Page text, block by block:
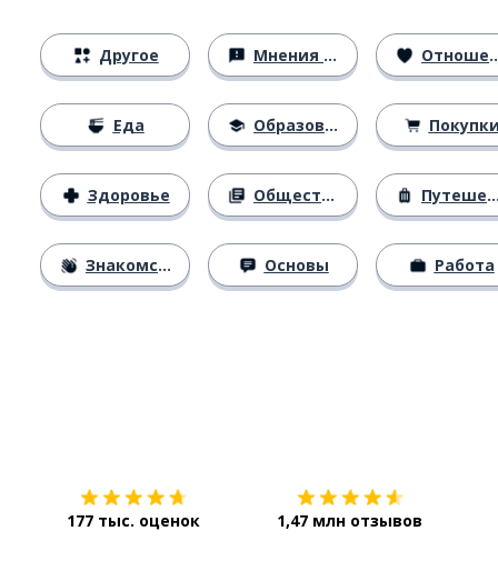
Другое
Еда
Здоровье
Знакомство
Мнения и убеждения
Образование
Общество
Основы
Отношения
Путешествия
Работа
177 тыс. оценок 1,47 млн отзывов